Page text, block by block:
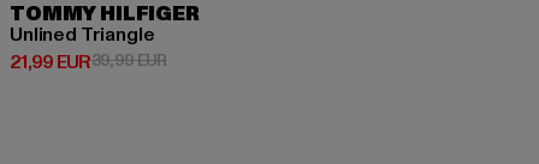
TOMMY HILFIGER
Unlined Triangle
21,99 EUR
Derzeitiger Preis: 21,99 EUR
39,99 EURAktionspreis: 39,99 EUR